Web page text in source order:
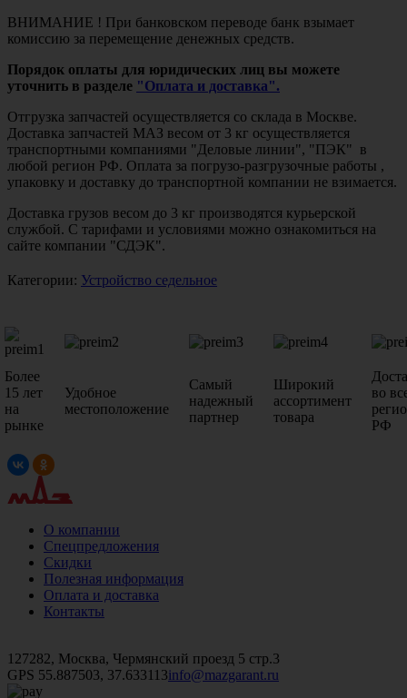
ВНИМАНИЕ ! При банковском переводе банк взымает
комиссию за перемещение денежных средств.
Порядок оплаты для юридических лиц вы можете
уточнить в разделе "Оплата и доставка".
Отгрузка запчастей осуществляется со склада в Москве.
Доставка запчастей МАЗ весом от 3 кг осуществляется
транспортными компаниями "Деловые линии", "ПЭК" в
любой регион РФ. Оплата за погрузо-разгрузочные работы ,
упаковку и доставку до транспортной компании не взимается.
Доставка грузов весом до 3 кг производятся курьерской
службой. С тарифами и условиями можно ознакомиться на
сайте компании "СДЭК".
Категории: Устройство седельное
Более
15 лет
на
рынке
Удобное
местоположение
Самый
надежный
партнер
Широкий
ассортимент
товара
во
РФ
О компании
Спецпредложения
Скидки
Полезная информация
Оплата и доставка
Контакты
127282, Москва, Чермянский проезд 5 стр.3
GPS 55.887503, 37.633113info@mazgarant.ru